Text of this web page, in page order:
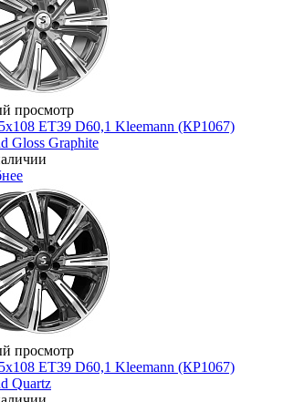
просмотр
ET39 D60,1 Kleemann (КР1067)
Gloss Graphite
просмотр
ET39 D60,1 Kleemann (КР1067)
Quartz